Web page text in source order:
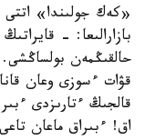
«كەك جولىندا» اتتى
بازارالىعا: -
حالقىڭمەن
قۋات ءسوزى وعان
قالجىڭ ءتارىزدى
اق! ءبىراق ماعان